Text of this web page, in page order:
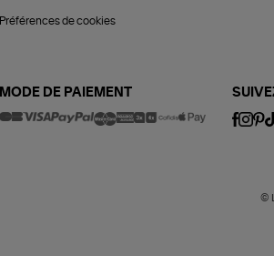
Préférences de cookies
MODE DE PAIEMENT
©